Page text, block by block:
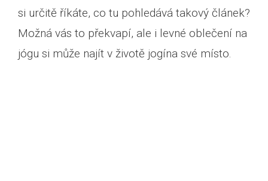
si určitě říkáte, co tu pohledává takový článek?
Možná vás to překvapí, ale i levné oblečení na
jógu si může najít v životě jogína své místo.